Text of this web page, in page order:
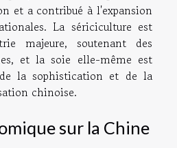
et a contribué à l'expansion
La sériciculture est
majeure, soutenant des
et la soie elle-même est
la sophistication et de la
chinoise.
sur la Chine